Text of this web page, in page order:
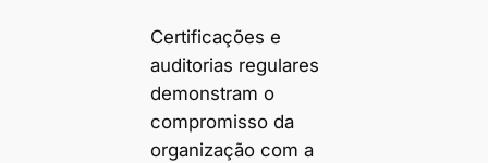
Certificações e
auditorias regulares
demonstram o
compromisso da
organização com a